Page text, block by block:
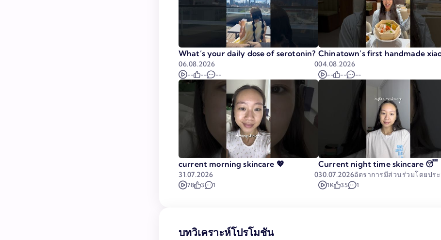
What’s your daily dose of serotonin?
06.08.2026 0
-- -- --
Chinatown’s first handmade
04.08.2026
-- -- --
current morning skincare 💖
31.07.2026 0
78 3 1
Current night time skincare 😴
30.07.2026อัตราการมีส่วนร่วมโดยปร
1K 35 1
บทวิเคราะห์โปรโมชัน